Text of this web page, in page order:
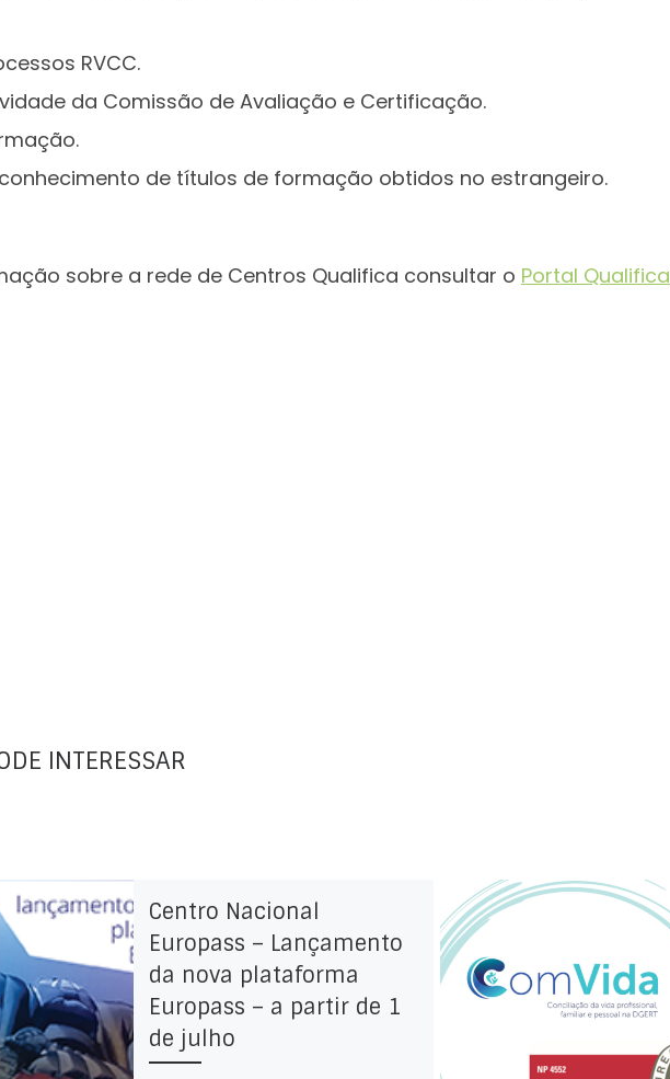
RVCC.
da Comissão de Avaliação e Certificação.
de títulos de formação obtidos no estrangeiro.
sobre a rede de Centros Qualifica consultar o Portal Qualifica
INTERESSAR
Centro Nacional
Europass – Lançamento
da nova plataforma
Europass – a partir de 1
de julho